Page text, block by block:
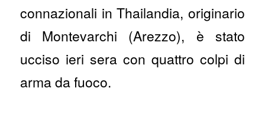
connazionali in Thailandia, originario
di Montevarchi (Arezzo), è stato
ucciso ieri sera con quattro colpi di
arma da fuoco.